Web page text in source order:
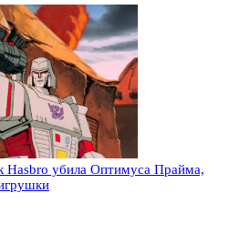
Hasbro убила Оптимуса Прайма,